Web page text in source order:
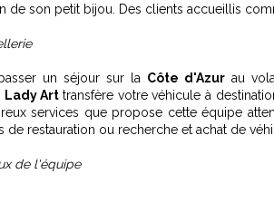
de son petit bijou. Des clients accueillis
un séjour sur la Côte d'Azurau
Lady Arttransfère votre véhicule à
services que propose cette équipe
de restauration ou recherche et achat de
de l'équipe